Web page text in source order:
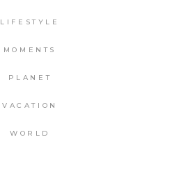
LIFESTYLE
MOMENTS
PLANET
VACATION
WORLD